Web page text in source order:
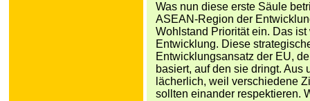
Was nun diese erste Säule
ASEAN-Region der
Wohlstand Priorität ein. Das
Entwicklung. Diese
Entwicklungsansatz der EU,
basiert, auf den sie dringt.
lächerlich, weil verschiedene
sollten einander respektieren.